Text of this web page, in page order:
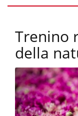
Trenino
della